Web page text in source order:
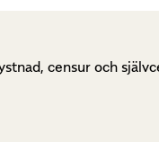
censur och